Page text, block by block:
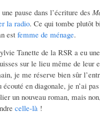
pause dans l’écriture des
la radio. Ce qui tombe plutôt
est femme de ménage.
Tanette de la RSR a eu
sur le lieu même de leur
je me réserve bien sûr
en diagonale, je n’ai
un nouveau roman, mais
celle-là !